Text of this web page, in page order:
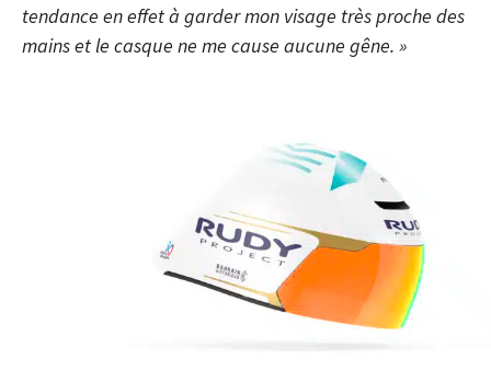
tendance en effet à garder mon visage très proche des
mains et le casque ne me cause aucune gêne. »